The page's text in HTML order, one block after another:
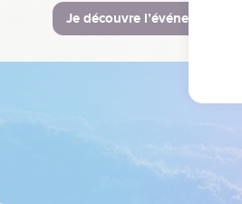
Je découvre l’événement